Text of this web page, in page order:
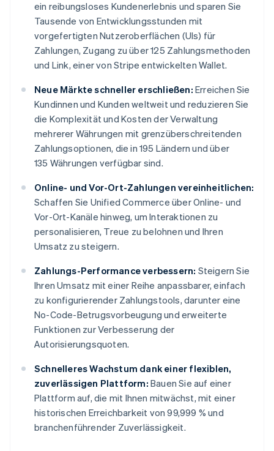
ein reibungsloses Kundenerlebnis und sparen Sie
Tausende von Entwicklungsstunden mit
vorgefertigten Nutzeroberflächen (UIs) für
Zahlungen, Zugang zu über 125 Zahlungsmethoden
und Link, einer von Stripe entwickelten Wallet.
Neue Märkte schneller erschließen: Erreichen Sie
Kundinnen und Kunden weltweit und reduzieren Sie
die Komplexität und Kosten der Verwaltung
mehrerer Währungen mit grenzüberschreitenden
Zahlungsoptionen, die in 195 Ländern und über
135 Währungen verfügbar sind.
Online- und Vor-Ort-Zahlungen vereinheitlichen:
Schaffen Sie Unified Commerce über Online- und
Vor-Ort-Kanäle hinweg, um Interaktionen zu
personalisieren, Treue zu belohnen und Ihren
Umsatz zu steigern.
Zahlungs-Performance verbessern: Steigern Sie
Ihren Umsatz mit einer Reihe anpassbarer, einfach
zu konfigurierender Zahlungstools, darunter eine
No-Code-Betrugsvorbeugung und erweiterte
Funktionen zur Verbesserung der
Autorisierungsquoten.
Schnelleres Wachstum dank einer flexiblen,
zuverlässigen Plattform: Bauen Sie auf einer
Plattform auf, die mit Ihnen mitwächst, mit einer
historischen Erreichbarkeit von 99,999 % und
branchenführender Zuverlässigkeit.